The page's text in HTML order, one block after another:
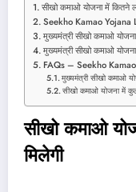
सीखो कमाओ योजना में कितने
Seekho Kamao Yojana
मुख्यमंत्री सीखो कमाओ
मुख्यमंत्री सीखो कमाओ
FAQs – Seekho
मुख्यमंत्री सीखो कमाओ
सीखो कमाओ योजना में
सीखो कमाओ
मिलेगी